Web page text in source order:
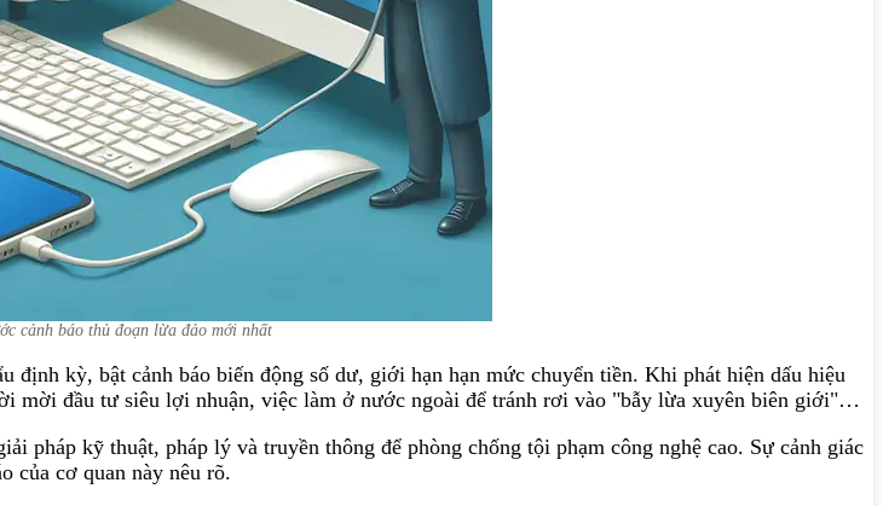
cảnh báo thủ đoạn lừa đảo mới nhất
kỳ, bật cảnh báo biến động số dư, giới hạn hạn mức chuyển tiền. Khi phát hiện dấu hiệu
mời đầu tư siêu lợi nhuận, việc làm ở nước ngoài để tránh rơi vào "bẫy lừa xuyên biên giới"…
pháp kỹ thuật, pháp lý và truyền thông để phòng chống tội phạm công nghệ cao. Sự cảnh giác
của cơ quan này nêu rõ.